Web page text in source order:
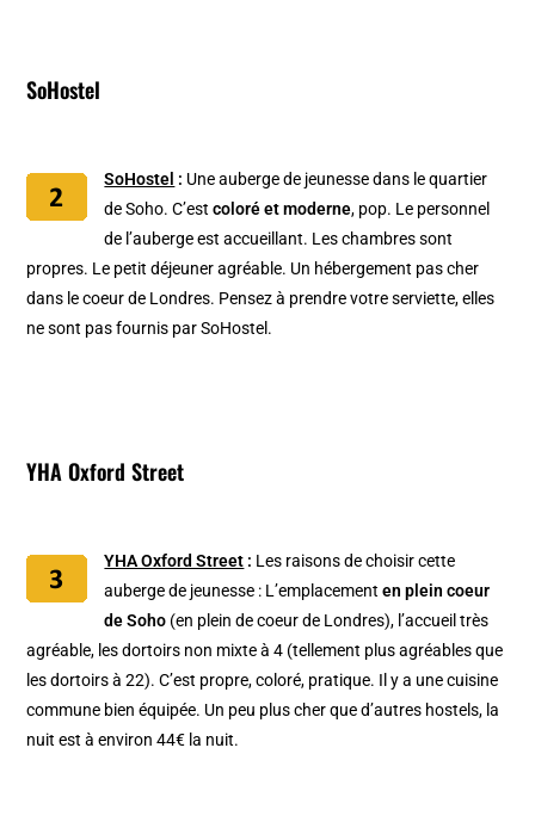
SoHostel
SoHostel : Une auberge de jeunesse dans le quartier
de Soho. C’estcoloré et moderne, pop. Le personnel
de l’auberge est accueillant. Les chambres sont
propres. Le petit déjeuner agréable. Un hébergement pas cher
dans le coeur de Londres. Pensez à prendre votre serviette, elles
ne sont pas fournis par SoHostel.
YHA Oxford Street
YHA Oxford Street : Les raisons de choisir cette
auberge de jeunesse : L’emplacementen plein coeur
de Soho (en plein de coeur de Londres), l’accueil très
agréable, les dortoirs non mixte à 4 (tellement plus agréables que
les dortoirs à 22). C’est propre, coloré, pratique. Il y a une cuisine
commune bien équipée. Un peu plus cher que d’autres hostels, la
nuit est à environ 44€ la nuit.